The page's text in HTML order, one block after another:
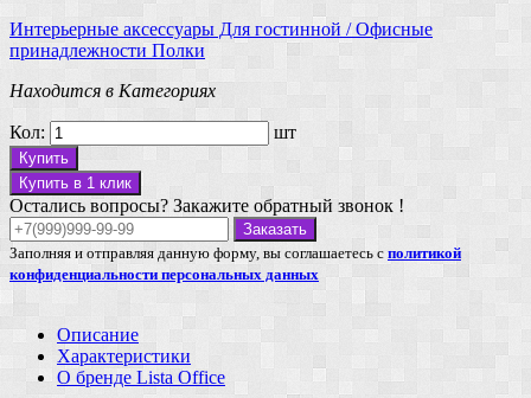
Интерьерные аксессуары Для гостинной / Офисные
принадлежности Полки
Находится в Категориях
Кол: шт
Купить
Купить в 1 клик
Остались вопросы? Закажите обратный звонок !
Заказать
Заполняя и отправляя данную форму, вы соглашаетесь с политикой
конфиденциальности персональных данных
Описание
Характеристики
О бренде Lista Office